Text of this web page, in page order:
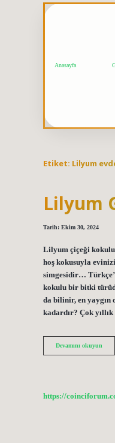
Anasayfa
Etiket: Lilyum
Lilyum
Tarih: Ekim 30, 2024
Lilyum çiçeği
hoş kokusuyla
simgesidir…
kokulu bir bitki
da bilinir, en
kadardır? Çok
Devamını okuyun
Güzel
https://